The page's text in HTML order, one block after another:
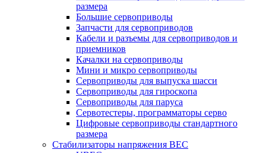
размера
Большие сервоприводы
Запчасти для сервоприводов
Кабели и разъемы для сервоприводов и
приемников
Качалки на сервоприводы
Мини и микро сервоприводы
Сервоприводы для выпуска шасси
Сервоприводы для гироскопа
Сервоприводы для паруса
Сервотестеры, программаторы серво
Цифровые сервоприводы стандартного
размера
Стабилизаторы напряжения BEC